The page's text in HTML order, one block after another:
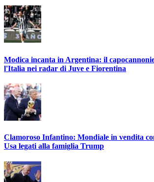
Modica incanta in Argentina: il
l'Italia nei radar di Juve e Fiorentina
Clamoroso Infantino: Mondiale in vendita
Usa legati alla famiglia Trump